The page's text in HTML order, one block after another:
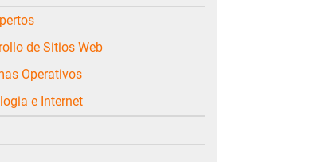
de Sitios Web
Operativos
e Internet